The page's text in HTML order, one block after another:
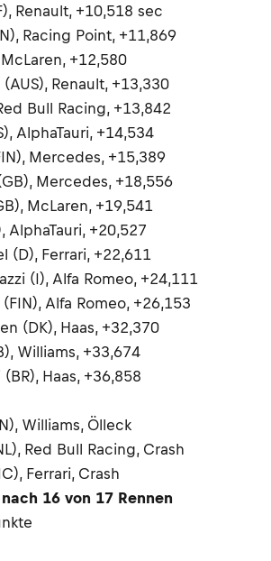
Renault, +10,518 sec
Racing Point, +11,869
+12,580
Renault, +13,330
Bull Racing, +13,842
AlphaTauri, +14,534
Mercedes, +15,389
Mercedes, +18,556
McLaren, +19,541
AlphaTauri, +20,527
(D), Ferrari, +22,611
(I), Alfa Romeo, +24,111
Alfa Romeo, +26,153
(DK), Haas, +32,370
Williams, +33,674
Haas, +36,858
Williams, Ölleck
Red Bull Racing, Crash
Ferrari, Crash
16 von 17 Rennen